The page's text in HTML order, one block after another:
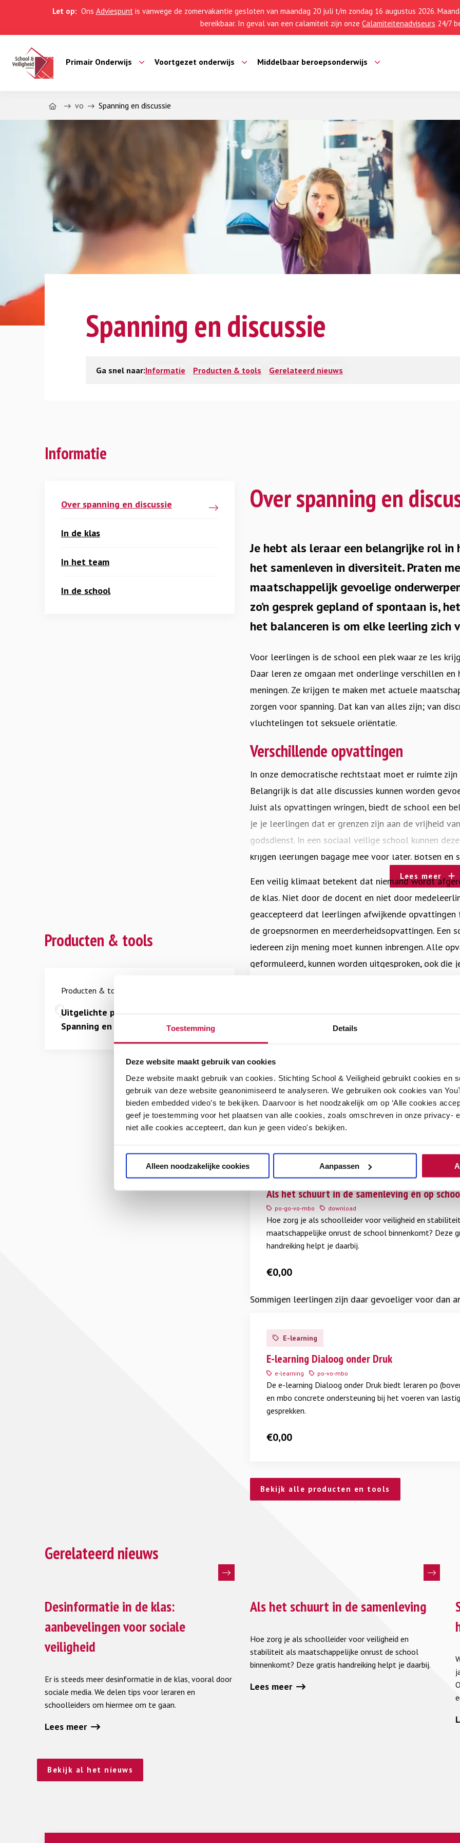
Toestemming Details
Deze website maakt gebruik van cookies
Deze website maakt gebruik van cookies. Stichting School & Veiligheid gebruikt cookies en
gebruik van deze website geanonimiseerd te analyseren. We gebruiken ook cookies van
bieden embedded video’s te bekijken. Daarvoor is het noodzakelijk om op ‘Alle cookies
geef je toestemming voor het plaatsen van alle cookies, zoals omschreven in onze privacy-
niet alle cookies accepteert, dan kun je geen video's bekijken.
Alleen noodzakelijke cookies Aanpassen
Let op: Ons Adviespuntis vanwege de zomervakantie gesloten van maandag 20 juli t/m zondag 16 augustus 2026.
bereikbaar. In geval van een calamiteit zijn onze Calamiteitenadviseurs 24/7
Primair Onderwijs Voortgezet onderwijs Middelbaar beroepsonderwijs
Home vo Spanning en discussie
Spanning en discussie
Ga snel naar:Informatie Producten & tools Gerelateerd nieuws
Informatie
Over spanning en discussie
In de klas
In het team
In de school
Over spanning en
Je hebt als leraar een belangrijke rol
het samenleven in diversiteit. Praten
maatschappelijk gevoelige
zo’n gesprek gepland of spontaan is,
het balanceren is om elke leerling zich
Voor leerlingen is de school een plek waar ze les
Daar leren ze omgaan met onderlinge verschillen en
meningen. Ze krijgen te maken met actuele
zorgen voor spanning. Dat kan van alles zijn; van
vluchtelingen tot seksuele oriëntatie.
Verschillende opvattingen
In onze democratische rechtstaat moet er ruimte
Belangrijk is dat alle discussies kunnen worden
Juist als opvattingen wringen, biedt de school een
je je leerlingen dat er grenzen zijn aan de vrijheid
godsdienst. In een sociaal veilige school kunnen
krijgen leerlingen bagage mee voor later. Botsen en
Een veilig klimaat betekent dat niemand wordt
de klas. Niet door de docent en niet door
geaccepteerd dat leerlingen afwijkende
de groepsnormen en meerderheidsopvattingen.
iedereen zijn mening moet kunnen inbrengen. Alle
geformuleerd, kunnen worden uitgesproken, ook
Als leraar bewaak je dat de verschillende
aan het licht komen, of leerlingen ze nu inbrengen
Wat voor de één veilig is, brengt voor de ander
veiligheid die je biedt voor de ene leerling om zich
gevolg heeft bij een andere leerling of een groep
waar een leraar voor staat: het creëren van sociale
goed beheren.
Gespreksleidraad ‘Maatschappelijk
klas’,die wij samen metLAKSmaakten – biedt
voorbereid aan te gaan.
Polarisatie of radicalisering
Er kan sprake zijn van polarisatie; van wij-/zij-denken
moeilijker wordt.
Soms is een leerling zo stevig in zijn/haar
geweld of andere antidemocratische handelingen.
Sommigen leerlingen zijn daar gevoeliger voor dan
aan de weerbaarheid en veerkracht van je leerling.
Zoek je tips over hoe te handelen als er sprake is
Lees meer
Producten & tools
Producten & tools
Uitgelichte producten en tools over
Spanning en discussie in de klas
onderwerpen
bespreken
de
klas
onderwerpen bespreken in de klas
gesprek goed voorbereid aan te gaan. De leidraad geeft
als leraar kunt inzetten tijdens een klassengesprek.
€0,00
Lees
meer
over
Als
schuurt
Als het schuurt in de samenleving én op
po-go-vo-mbo download
Hoe zorg je als schoolleider voor veiligheid en
maatschappelijke onrust de school binnenkomt? Deze
handreiking helpt je daarbij.
€0,00
meer
learning
Dialoog
E-learning
E-learning Dialoog onder Druk
e-learning po-vo-mbo
De e-learning Dialoog onder Druk biedt leraren po
en mbo concrete ondersteuning bij het voeren van
gesprekken.
€0,00
Bekijk alle producten en tools
Gerelateerd nieuws
meer
Desinformatie
in
klas:
aanbevelingen
voor
veiligheid
Desinformatie in de klas:
aanbevelingen voor sociale
veiligheid
Er is steeds meer desinformatie in de klas, vooral door
sociale media. We delen tips voor leraren en
schoolleiders om hiermee om te gaan.
Lees meer
meer
het
schuurt
de
Als het schuurt in de samenleving
Hoe zorg je als schoolleider voor veiligheid en
stabiliteit als maatschappelijke onrust de school
binnenkomt? Deze gratis handreiking helpt je daarbij.
Lees meer
in
Bekijk al het nieuws